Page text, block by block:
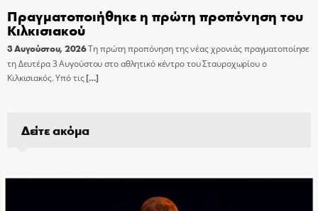
Πραγματοποιήθηκε η πρώτη προπόνηση του
Κιλκισιακού
3 Αυγούστου, 2026Τη πρώτη προπόνηση της νέας χρονιάς πραγματοποίησε
τη Δευτέρα 3 Αυγούστου στο αθλητικό κέντρο του Σταυροχωρίου ο
Κιλκισιακός. Υπό τις[…]
Δείτε ακόμα